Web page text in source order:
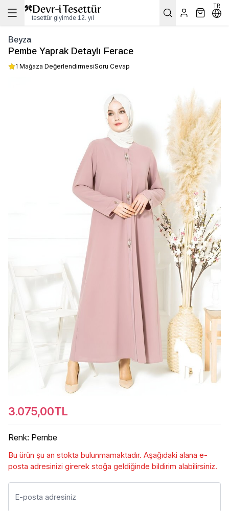
tesettür giyimde 12. yıl
TR
Beyza
Pembe Yaprak Detaylı Ferace
1 Mağaza DeğerlendirmesiSoru Cevap
3.075,00TL
Renk: Pembe
Bu ürün şu an stokta bulunmamaktadır. Aşağıdaki alana e-
posta adresinizi girerek stoğa geldiğinde bildirim alabilirsiniz.